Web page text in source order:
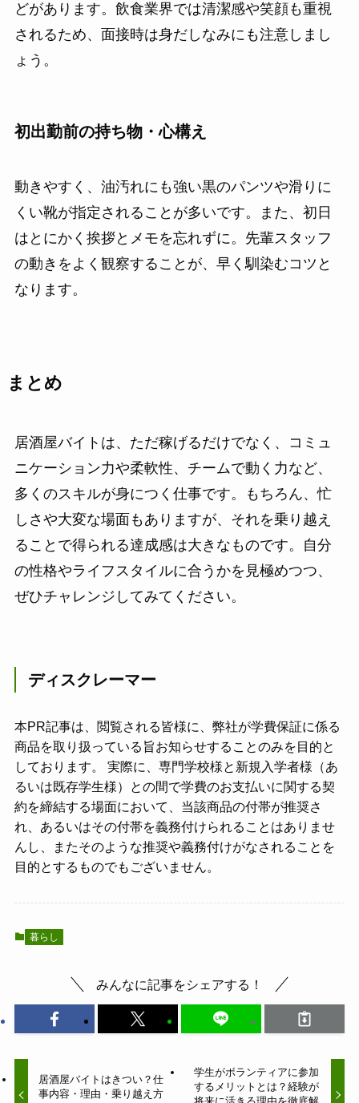
どがあります。飲食業界では清潔感や笑顔も重視
されるため、面接時は身だしなみにも注意しまし
ょう。
初出勤前の持ち物・心構え
動きやすく、油汚れにも強い黒のパンツや滑りに
くい靴が指定されることが多いです。また、初日
はとにかく挨拶とメモを忘れずに。先輩スタッフ
の動きをよく観察することが、早く馴染むコツと
なります。
まとめ
居酒屋バイトは、ただ稼げるだけでなく、コミュ
ニケーション力や柔軟性、チームで動く力など、
多くのスキルが身につく仕事です。もちろん、忙
しさや大変な場面もありますが、それを乗り越え
ることで得られる達成感は大きなものです。自分
の性格やライフスタイルに合うかを見極めつつ、
ぜひチャレンジしてみてください。
ディスクレーマー
本PR記事は、閲覧される皆様に、弊社が学費保証に係る
商品を取り扱っている旨お知らせすることのみを目的と
しております。 実際に、専門学校様と新規入学者様（あ
るいは既存学生様）との間で学費のお支払いに関する契
約を締結する場面において、当該商品の付帯が推奨さ
れ、あるいはその付帯を義務付けられることはありませ
んし、またそのような推奨や義務付けがなされることを
目的とするものでもございません。
暮らし
みんなに記事をシェアする！
居酒屋バイトはきつい？仕
事内容・理由・乗り越え方
学生がボランティアに参加
するメリットとは？経験が